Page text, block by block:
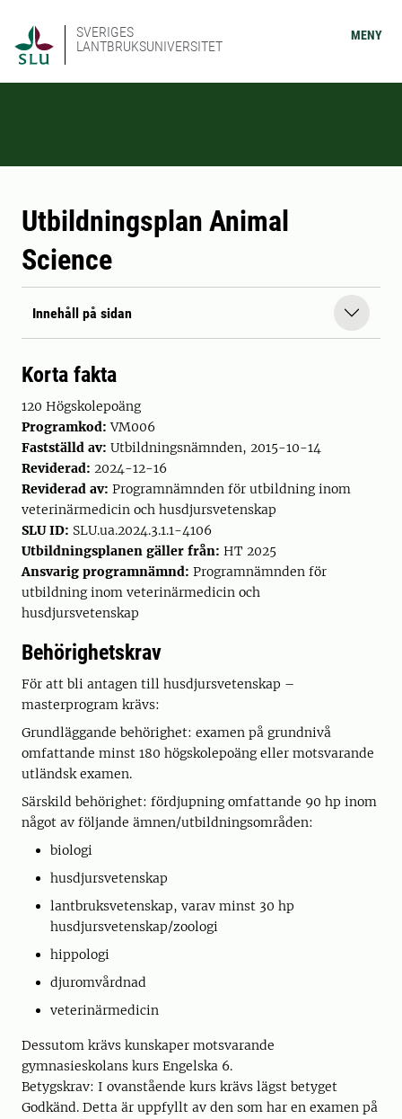
SVERIGES
LANTBRUKSUNIVERSITET
MENY
Utbildningsplan Animal
Science
Innehåll på sidan
Korta fakta
120 Högskolepoäng
Programkod: VM006
Fastställd av: Utbildningsnämnden, 2015-10-14
Reviderad: 2024-12-16
Reviderad av: Programnämnden för utbildning inom
veterinärmedicin och husdjursvetenskap
SLU ID: SLU.ua.2024.3.1.1-4106
Utbildningsplanen gäller från: HT 2025
Ansvarig programnämnd: Programnämnden för
utbildning inom veterinärmedicin och
husdjursvetenskap
Behörighetskrav
För att bli antagen till husdjursvetenskap –
masterprogram krävs:
Grundläggande behörighet: examen på grundnivå
omfattande minst 180 högskolepoäng eller motsvarande
utländsk examen.
Särskild behörighet: fördjupning omfattande 90 hp inom
något av följande ämnen/utbildningsområden:
biologi
husdjursvetenskap
lantbruksvetenskap, varav minst 30 hp
husdjursvetenskap/zoologi
hippologi
djuromvårdnad
veterinärmedicin
Dessutom krävs kunskaper motsvarande
gymnasieskolans kurs Engelska 6.
Betygskrav: I ovanstående kurs krävs lägst betyget
Godkänd. Detta är uppfyllt av den som har en examen på